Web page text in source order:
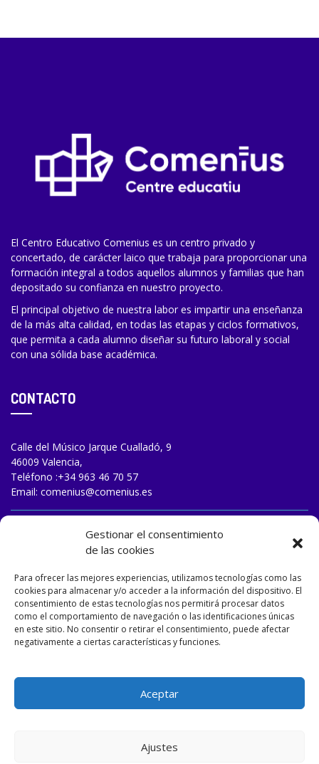
Gestionar el consentimiento
de las cookies
Para ofrecer las mejores experiencias, utilizamos tecnologías como las
cookies para almacenar y/o acceder a la información del dispositivo. El
consentimiento de estas tecnologías nos permitirá procesar datos
como el comportamiento de navegación o las identificaciones únicas
en este sitio. No consentir o retirar el consentimiento, puede afectar
negativamente a ciertas características y funciones.
Aceptar
Ajustes
El Centro Educativo Comenius es un centro privado y
concertado, de carácter laico que trabaja para proporcionar una
formación integral a todos aquellos alumnos y familias que han
depositado su confianza en nuestro proyecto.
El principal objetivo de nuestra labor es impartir una enseñanza
de la más alta calidad, en todas las etapas y ciclos formativos,
que permita a cada alumno diseñar su futuro laboral y social
con una sólida base académica.
CONTACTO
Calle del Músico Jarque Cualladó, 9
46009 Valencia,
Teléfono :+34 963 46 70 57
Email: comenius@comenius.es
TRABAJA CON NOSOTROS
Designed and developed by